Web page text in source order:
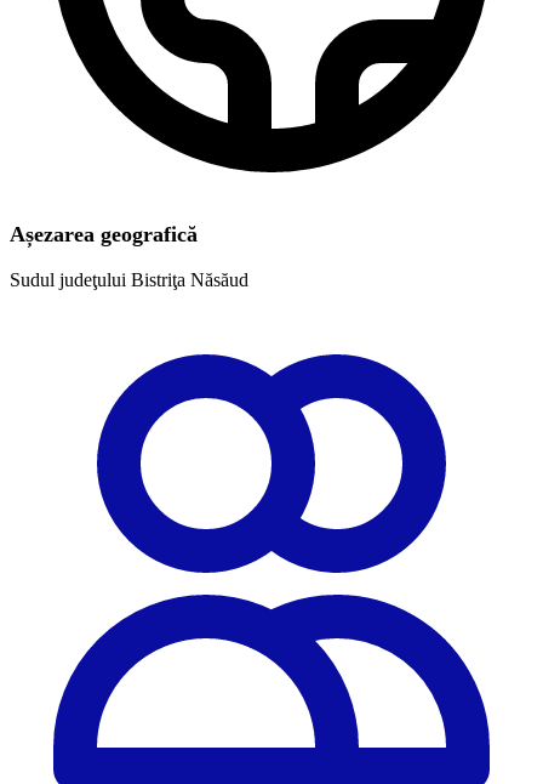
Așezarea geografică
Sudul judeţului Bistriţa Năsăud